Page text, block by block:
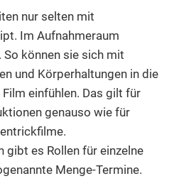
nur selten mit
Im Aufnahmeraum
können sie sich mit
und Körperhaltungen in die
einfühlen. Das gilt für
genauso wie für
gibt es Rollen für einzelne
Menge-Termine.